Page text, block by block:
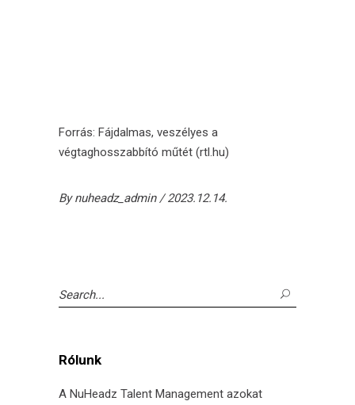
Forrás: Fájdalmas, veszélyes a
végtaghosszabbító műtét (rtl.hu)
Bynuheadz_admin 2023.12.14.
Search
for:
Rólunk
A NuHeadz Talent Management azokat